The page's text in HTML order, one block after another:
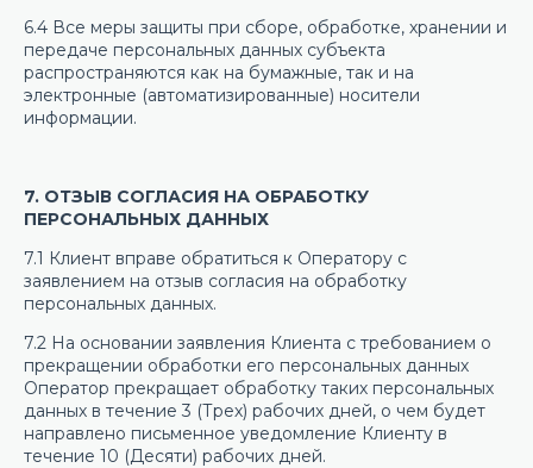
6.4 Все меры защиты при сборе, обработке, хранении и
передаче персональных данных субъекта
распространяются как на бумажные, так и на
электронные (автоматизированные) носители
информации.
7. ОТЗЫВ СОГЛАСИЯ НА ОБРАБОТКУ
ПЕРСОНАЛЬНЫХ ДАННЫХ
7.1 Клиент вправе обратиться к Оператору с
заявлением на отзыв согласия на обработку
персональных данных.
7.2 На основании заявления Клиента с требованием о
прекращении обработки его персональных данных
Оператор прекращает обработку таких персональных
данных в течение 3 (Трех) рабочих дней, о чем будет
направлено письменное уведомление Клиенту в
течение 10 (Десяти) рабочих дней.